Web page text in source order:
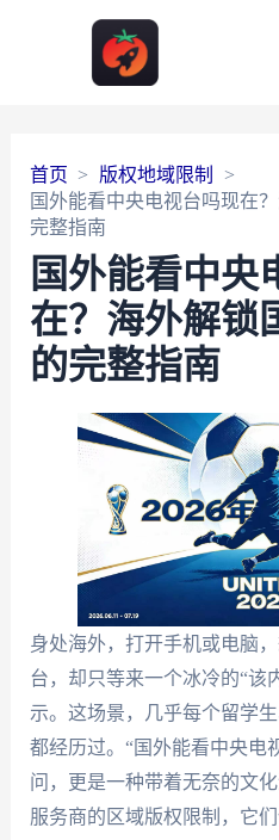
首页
版权地域限制
国外能看中央电视台吗现在
完整指南
国外能看中央
在？海外解锁
的完整指南
身处海外，打开手机或电脑
台，却只等来一个冰冷的“该
示。这场景，几乎每个留学
都经历过。“国外能看中央电
问，更是一种带着无奈的文
服务商的区域版权限制，它